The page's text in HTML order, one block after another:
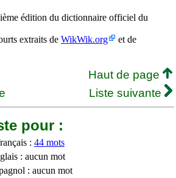
édition du dictionnaire officiel du
extraits de WikWik.org
et de
Haut de page
Liste suivante
pour :
: 44 mots
: aucun mot
: aucun mot